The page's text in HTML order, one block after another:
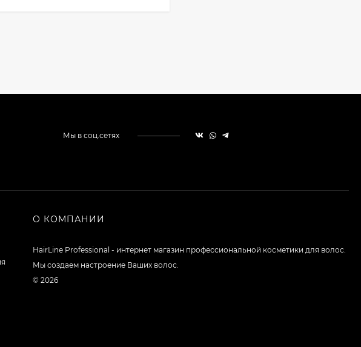
Мы в соц.сетях
О КОМПАНИИ
HairLine Professional - интернет магазин профессиональной косметики для волос.
Мы создаем настроение Ваших волос.
© 2026